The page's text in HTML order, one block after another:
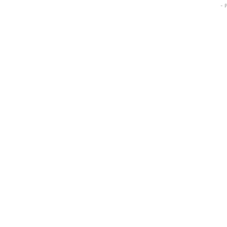
-